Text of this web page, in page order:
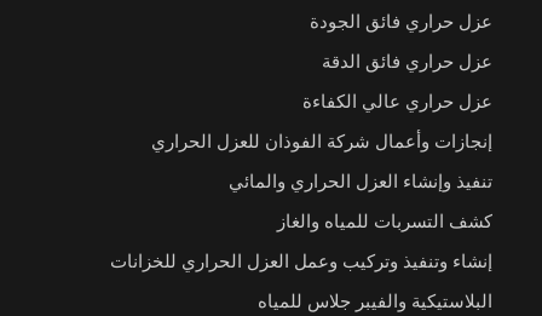
عزل حراري فائق الجودة
عزل حراري فائق الدقة
عزل حراري عالي الكفاءة
إنجازات وأعمال شركة الفوذان للعزل الحراري
تنفيذ وإنشاء العزل الحراري والمائي
كشف التسربات للمياه والغاز
إنشاء وتنفيذ وتركيب وعمل العزل الحراري للخزانات
البلاستيكية والفيبر جلاس للمياه